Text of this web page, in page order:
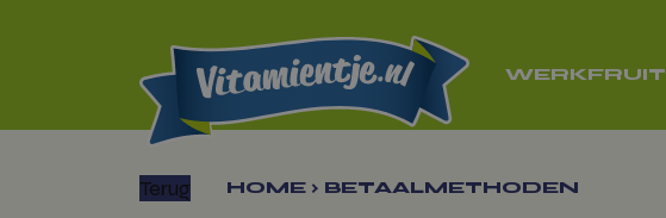
WERKFRUIT
Terug HOME › BETAALMETHODEN